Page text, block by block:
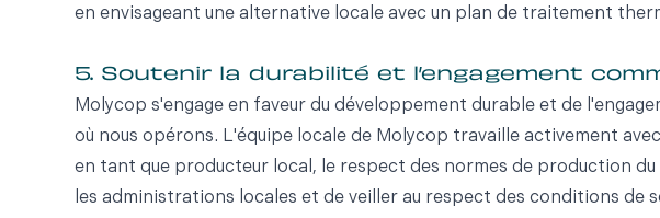
en envisageant une alternative locale avec un plan de traitement
5. Soutenir la durabilité et l’engagement
Molycop s'engage en faveur du développement durable et de
où nous opérons. L'équipe locale de Molycop travaille activement
en tant que producteur local, le respect des normes de production
les administrations locales et de veiller au respect des conditions de